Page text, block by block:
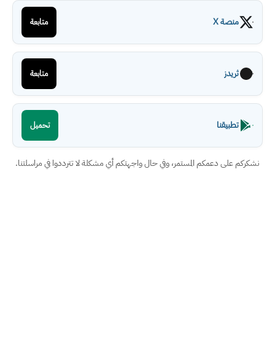
منصة X متابعة
ثريدز متابعة
تطبيقنا تحميل
نشكركم على دعمكم المستمر، وفي حال واجهتكم أي مشكلة لا تترددوا في مراسلتنا.